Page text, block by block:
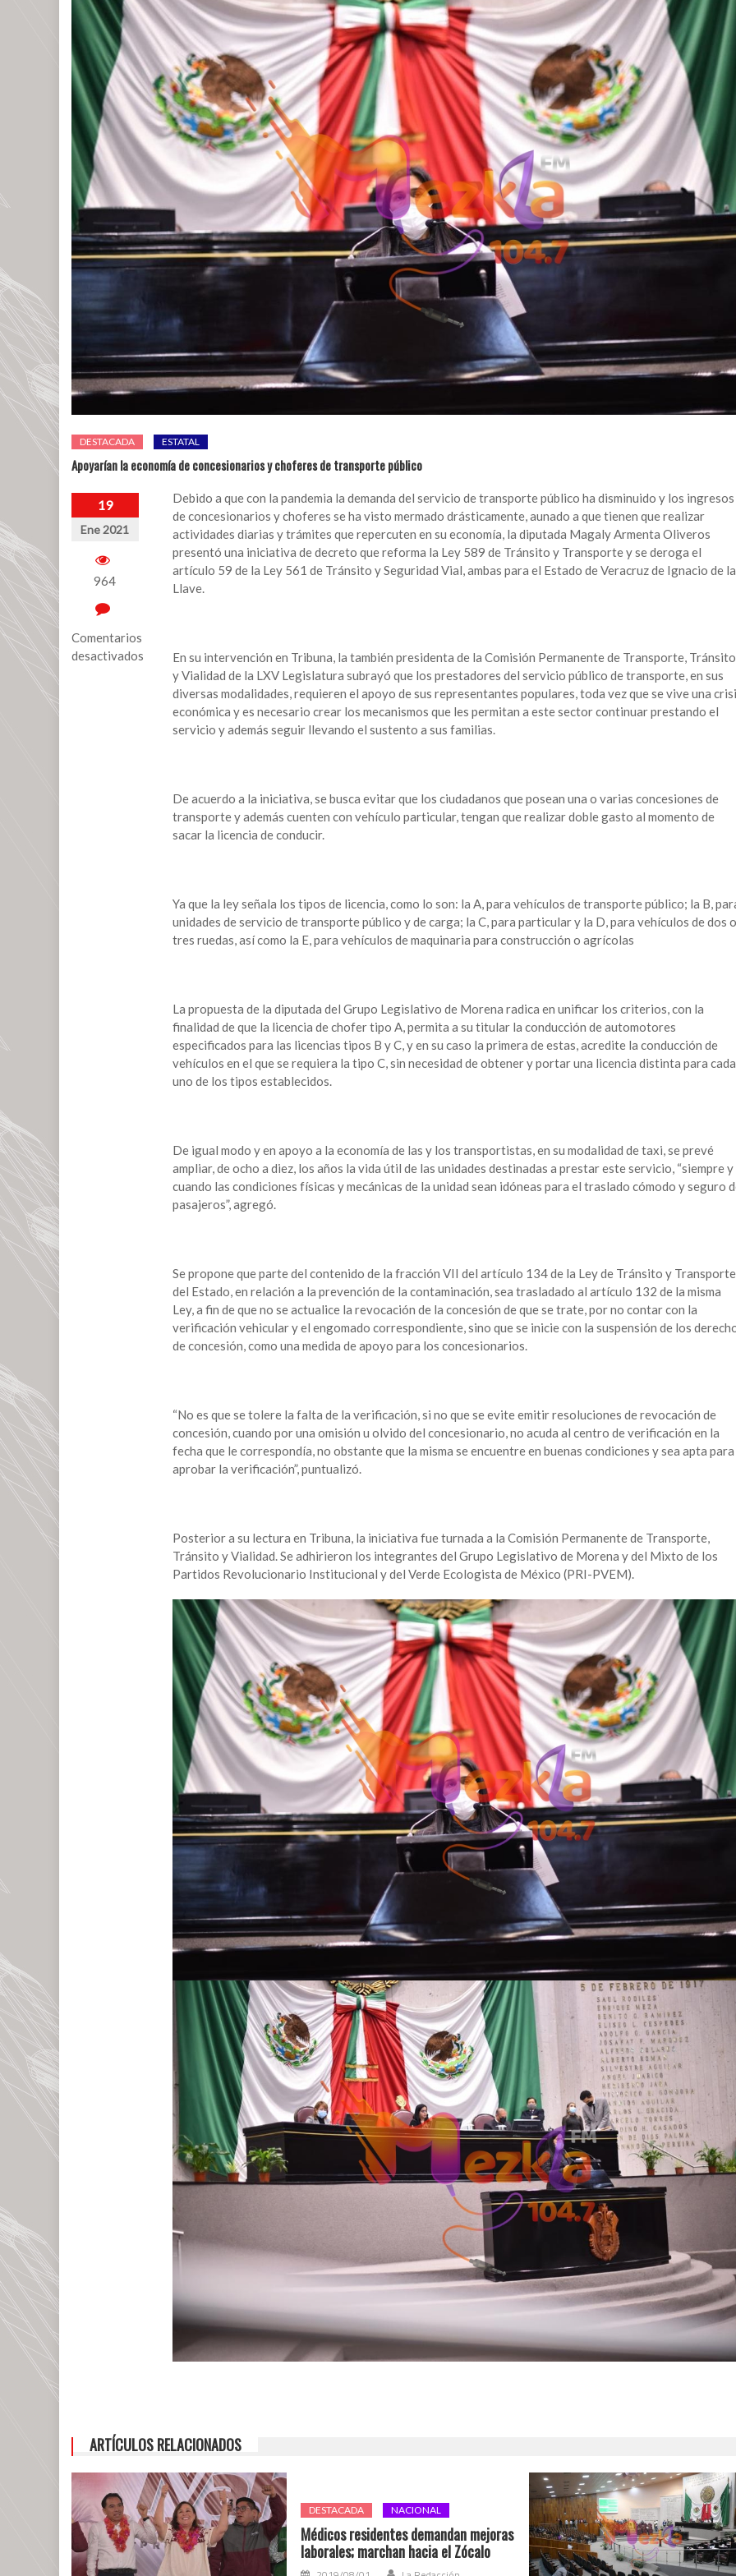
DESTACADA ESTATAL
Apoyarían la economía de concesionarios y choferes de transporte público
19
Ene 2021
964
Comentarios
desactivados
Debido a que con la pandemia la demanda del servicio de transporte público ha disminuido y los ingresos
de concesionarios y choferes se ha visto mermado drásticamente, aunado a que tienen que realizar
actividades diarias y trámites que repercuten en su economía, la diputada Magaly Armenta Oliveros
presentó una iniciativa de decreto que reforma la Ley 589 de Tránsito y Transporte y se deroga el
artículo 59 de la Ley 561 de Tránsito y Seguridad Vial, ambas para el Estado de Veracruz de Ignacio de la
Llave.
En su intervención en Tribuna, la también presidenta de la Comisión Permanente de Transporte, Tránsito
y Vialidad de la LXV Legislatura subrayó que los prestadores del servicio público de transporte, en sus
diversas modalidades, requieren el apoyo de sus representantes populares, toda vez que se vive una
económica y es necesario crear los mecanismos que les permitan a este sector continuar prestando el
servicio y además seguir llevando el sustento a sus familias.
De acuerdo a la iniciativa, se busca evitar que los ciudadanos que posean una o varias concesiones de
transporte y además cuenten con vehículo particular, tengan que realizar doble gasto al momento de
sacar la licencia de conducir.
Ya que la ley señala los tipos de licencia, como lo son: la A, para vehículos de transporte público; la B,
unidades de servicio de transporte público y de carga; la C, para particular y la D, para vehículos de dos o
tres ruedas, así como la E, para vehículos de maquinaria para construcción o agrícolas
La propuesta de la diputada del Grupo Legislativo de Morena radica en unificar los criterios, con la
finalidad de que la licencia de chofer tipo A, permita a su titular la conducción de automotores
especificados para las licencias tipos B y C, y en su caso la primera de estas, acredite la conducción de
vehículos en el que se requiera la tipo C, sin necesidad de obtener y portar una licencia distinta para cada
uno de los tipos establecidos.
De igual modo y en apoyo a la economía de las y los transportistas, en su modalidad de taxi, se prevé
ampliar, de ocho a diez, los años la vida útil de las unidades destinadas a prestar este servicio, “siempre y
cuando las condiciones físicas y mecánicas de la unidad sean idóneas para el traslado cómodo y seguro
pasajeros”, agregó.
Se propone que parte del contenido de la fracción VII del artículo 134 de la Ley de Tránsito y Transporte
del Estado, en relación a la prevención de la contaminación, sea trasladado al artículo 132 de la misma
Ley, a fin de que no se actualice la revocación de la concesión de que se trate, por no contar con la
verificación vehicular y el engomado correspondiente, sino que se inicie con la suspensión de los
de concesión, como una medida de apoyo para los concesionarios.
“No es que se tolere la falta de la verificación, si no que se evite emitir resoluciones de revocación de
concesión, cuando por una omisión u olvido del concesionario, no acuda al centro de verificación en la
fecha que le correspondía, no obstante que la misma se encuentre en buenas condiciones y sea apta para
aprobar la verificación”, puntualizó.
Posterior a su lectura en Tribuna, la iniciativa fue turnada a la Comisión Permanente de Transporte,
Tránsito y Vialidad. Se adhirieron los integrantes del Grupo Legislativo de Morena y del Mixto de los
Partidos Revolucionario Institucional y del Verde Ecologista de México (PRI-PVEM).
ARTÍCULOS RELACIONADOS
DESTACADA NACIONAL
Médicos residentes demandan mejoras
laborales; marchan hacia el Zócalo